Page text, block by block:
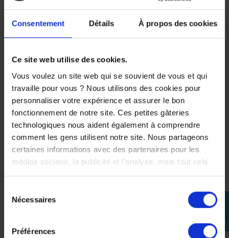
Consentement Détails À propos des cookies
Ce site web utilise des cookies.
Vous voulez un site web qui se souvient de vous et qui
travaille pour vous ? Nous utilisons des cookies pour
personnaliser votre expérience et assurer le bon
fonctionnement de notre site. Ces petites gâteries
technologiques nous aident également à comprendre
comment les gens utilisent notre site. Nous partageons
certaines informations avec des partenaires pour les
médias sociaux, la publicité et l'analyse, mais tout cela
dans le but de rendre votre visite géniale !
Nécessaires
Préférences
perm_identity
connecter
* Maitre cylindre Brembo Radial
* Ice Storm
* Icon Blue
* Tech Black
Conclusion
UneMT-09 35kwest tout simplement la meilleure moto
A2 du marché. Elle est idéale si tu cherches une moto
plaisante,polyvalenteet cohérente au quotidien, avec
des caractéristiques techniques claires et un vrai
et accessoires d’origine constructeur, sélectionnés